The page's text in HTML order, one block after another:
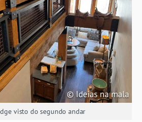
visto do segundo andar